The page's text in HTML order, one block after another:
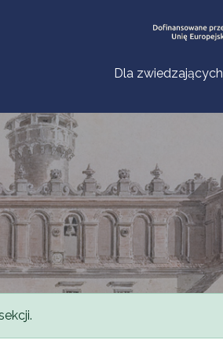
Dla zwiedzających